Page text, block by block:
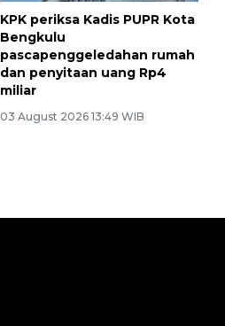
KPK periksa Kadis PUPR Kota
Bengkulu
pascapenggeledahan rumah
dan penyitaan uang Rp4
miliar
03 August 2026 13:49 WIB